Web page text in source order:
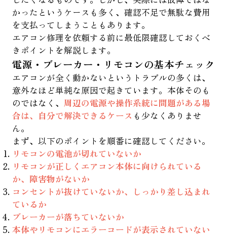
かったというケースも多く、確認不足で無駄な費用
を支払ってしまうこともあります。
エアコン修理を依頼する前に最低限確認しておくべ
きポイントを解説します。
電源・ブレーカー・リモコンの基本チェック
エアコンが全く動かないというトラブルの多くは、
意外なほど単純な原因で起きています。本体そのも
のではなく、 周辺の電源や操作系統に問題がある場
合は、自分で解決できるケース も少なくありませ
ん。
まず、以下のポイントを順番に確認してください。
リモコンの電池が切れていないか
リモコンが正しくエアコン本体に向けられている
か、障害物がないか
コンセントが抜けていないか、しっかり差し込まれ
ているか
ブレーカーが落ちていないか
本体やリモコンにエラーコードが表示されていない